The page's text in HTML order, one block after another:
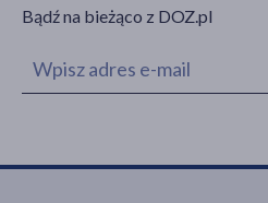
Bądź na bieżąco z DOZ.pl